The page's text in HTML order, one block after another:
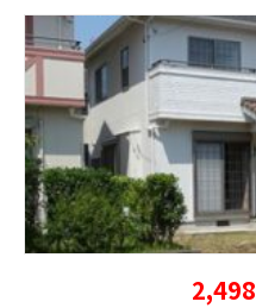
2,498